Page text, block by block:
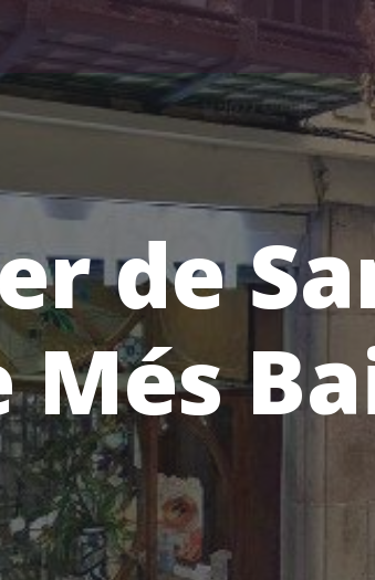
de
Més